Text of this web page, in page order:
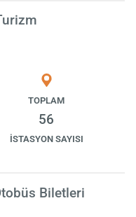
TOPLAM
56
İSTASYON SAYISI
Biletleri